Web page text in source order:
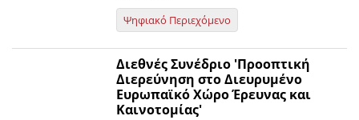
Ψηφιακό Περιεχόμενο
Διεθνές Συνέδριο 'Προοπτική
Διερεύνηση στο Διευρυμένο
Ευρωπαϊκό Χώρο Έρευνας και
Καινοτομίας'